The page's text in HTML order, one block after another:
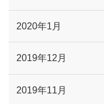
2020年1月
2019年12月
2019年11月